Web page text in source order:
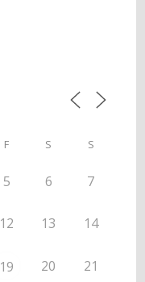
F S S
5 6 7
12 13 14
19 20 21